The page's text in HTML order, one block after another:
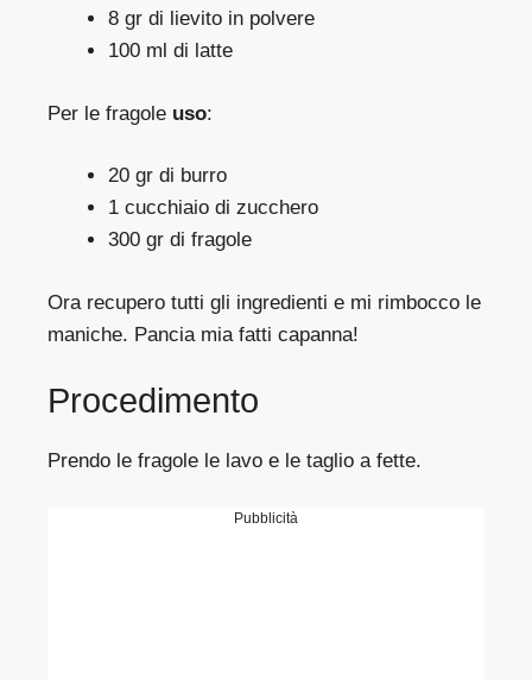
8 gr di lievito in polvere
100 ml di latte
Per le fragole uso:
20 gr di burro
1 cucchiaio di zucchero
300 gr di fragole
Ora recupero tutti gli ingredienti e mi rimbocco le
maniche. Pancia mia fatti capanna!
Procedimento
Prendo le fragole le lavo e le taglio a fette.
Pubblicità